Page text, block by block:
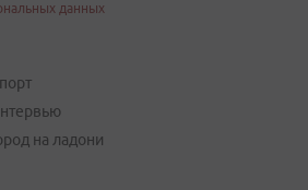
данных
на ладони